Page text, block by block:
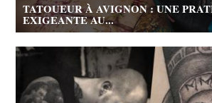
TATOUEUR À AVIGNON : UNE
EXIGEANTE AU...